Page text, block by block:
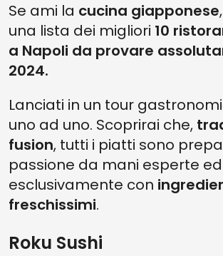
Se ami la cucina giapponese
una lista dei migliori 10
a Napoli da provare
2024.
Lanciati in un tour
uno ad uno. Scoprirai che,
fusion, tutti i piatti sono
passione da mani esperte ed
esclusivamente con
freschissimi.
Roku Sushi